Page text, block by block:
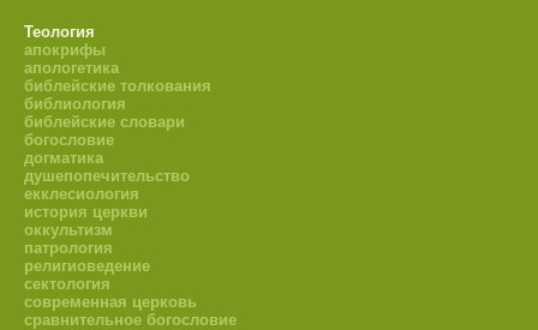
Теология
апокрифы
апологетика
библейские толкования
библиология
библейские словари
богословие
догматика
душепопечительство
екклесиология
история церкви
оккультизм
патрология
религиоведение
сектология
современная церковь
сравнительное богословие